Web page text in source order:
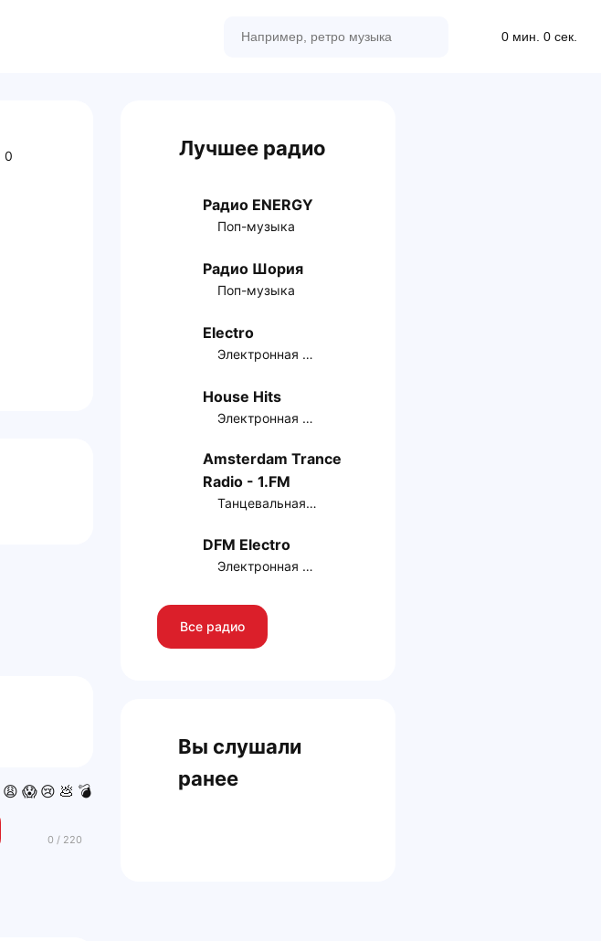
0 мин. 0 сек.
0
😩 😱 😢 💩 💣
Лучшее радио
Радио ENERGY
Поп-музыка
Радио Шория
Поп-музыка
Electro
Электронная музыка
House Hits
Электронная музыка
Amsterdam Trance
Radio - 1.FM
Танцевальная музыка
DFM Electro
Электронная музыка
Все радио
Вы слушали
ранее